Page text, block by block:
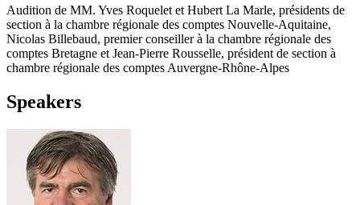
Audition de MM. Yves Roquelet et Hubert La Marle, présidents de
section à la chambre régionale des comptes Nouvelle-Aquitaine,
Nicolas Billebaud, premier conseiller à la chambre régionale des
comptes Bretagne et Jean-Pierre Rousselle, président de section à
chambre régionale des comptes Auvergne-Rhône-Alpes
Speakers